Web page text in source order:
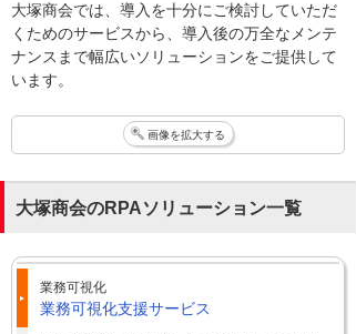
大塚商会では、導入を十分にご検討していただ
くためのサービスから、導入後の万全なメンテ
ナンスまで幅広いソリューションをご提供して
います。
画像を拡大する
大塚商会のRPAソリューション一覧
業務可視化
業務可視化支援サービス